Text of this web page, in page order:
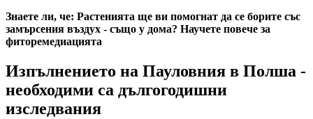
Знаете ли, че: Растенията ще ви помогнат да се борите със
замърсения въздух - също у дома? Научете повече за
фиторемедиацията
Изпълнението на Пауловния в Полша -
необходими са дългогодишни
изследвания